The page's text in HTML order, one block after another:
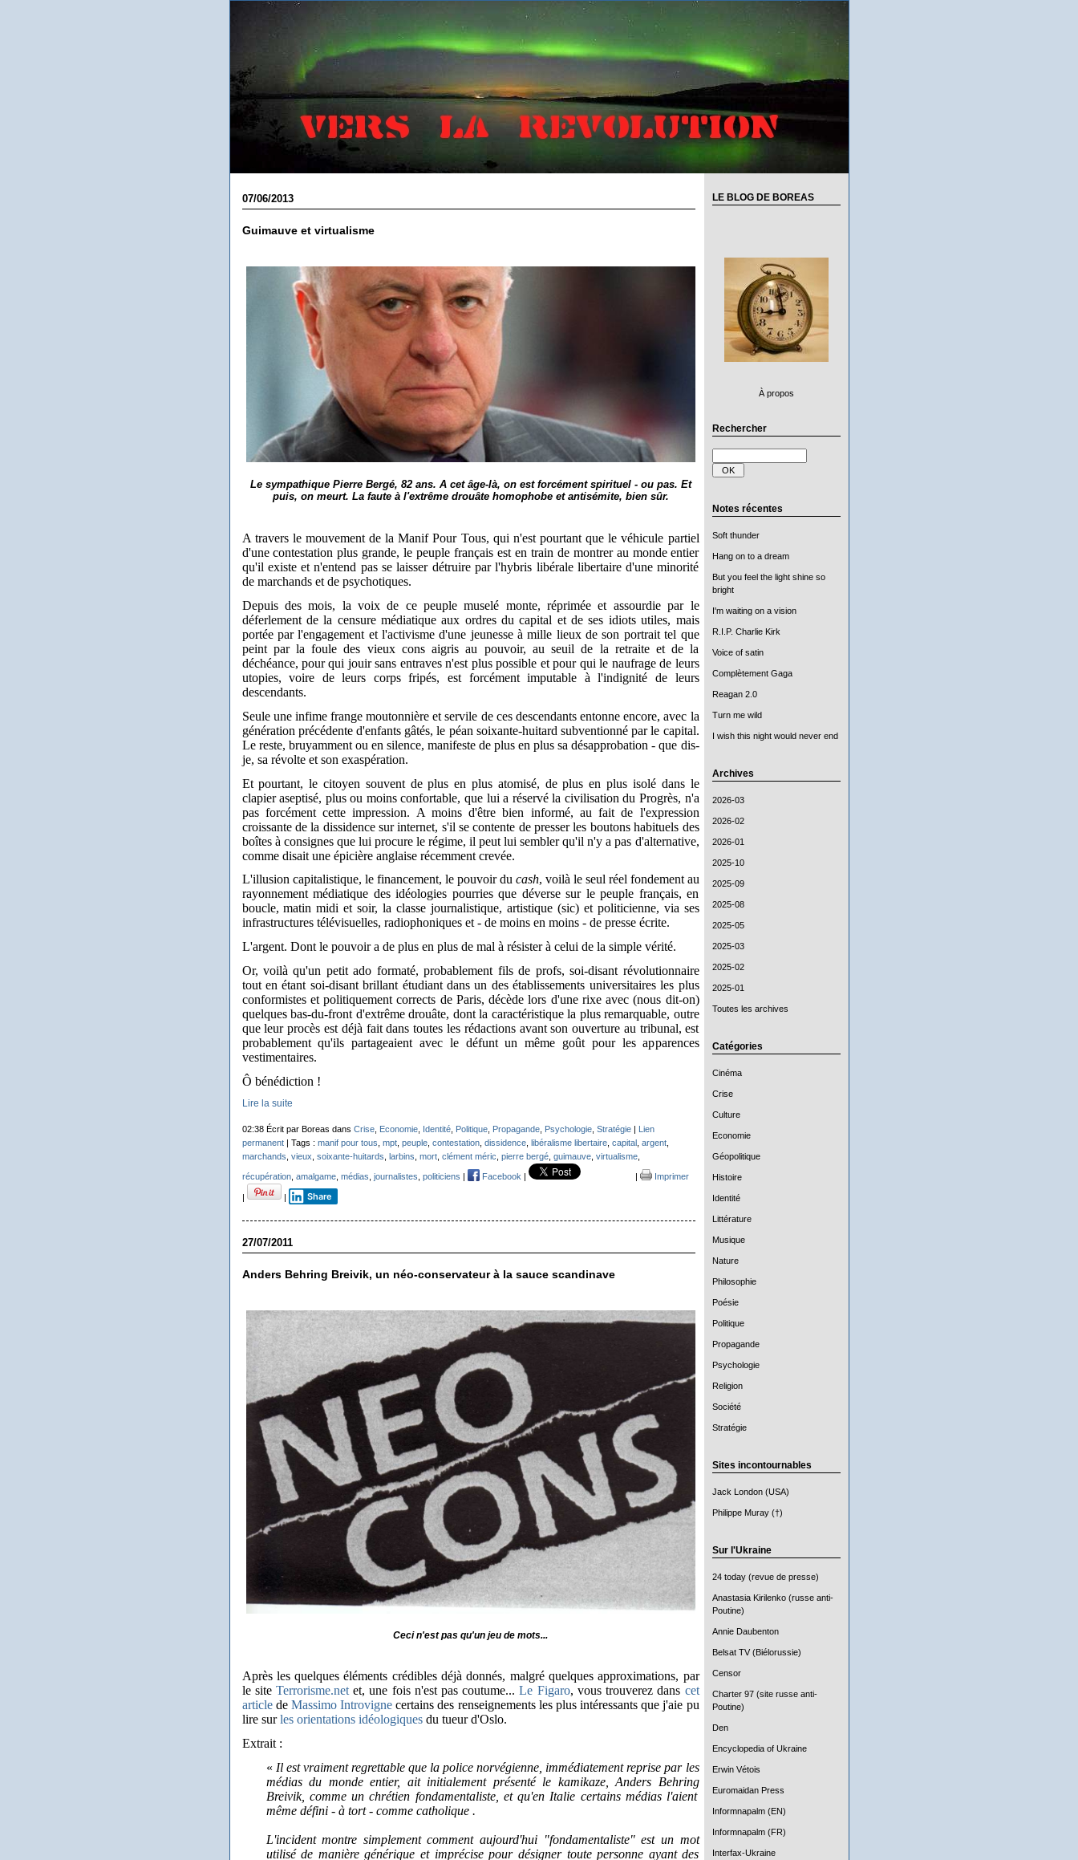
LE BLOG DE BOREAS
À propos
Rechercher
Notes récentes
Soft thunder
Hang on to a dream
But you feel the light shine so
bright
I'm waiting on a vision
R.I.P. Charlie Kirk
Voice of satin
Complètement Gaga
Reagan 2.0
Turn me wild
I wish this night would never end
Archives
2026-03
2026-02
2026-01
2025-10
2025-09
2025-08
2025-05
2025-03
2025-02
2025-01
Toutes les archives
Catégories
Cinéma
Crise
Culture
Economie
Géopolitique
Histoire
Identité
Littérature
Musique
Nature
Philosophie
Poésie
Politique
Propagande
Psychologie
Religion
Société
Stratégie
Sites incontournables
Jack London (USA)
Philippe Muray (†)
Sur l'Ukraine
24 today (revue de presse)
Anastasia Kirilenko (russe anti-
Poutine)
Annie Daubenton
Belsat TV (Biélorussie)
Censor
Charter 97 (site russe anti-
Poutine)
Den
Encyclopedia of Ukraine
Erwin Vétois
Euromaidan Press
Informnapalm (EN)
Informnapalm (FR)
Interfax-Ukraine
07/06/2013
Guimauve et virtualisme
Le sympathique Pierre Bergé, 82 ans. A cet âge-là, on est forcément spirituel - ou pas. Et
puis, on meurt. La faute à l'extrême drouâte homophobe et antisémite, bien sûr.
A travers le mouvement de la Manif Pour Tous, qui n'est pourtant que le véhicule partiel
d'une contestation plus grande, le peuple français est en train de montrer au monde entier
qu'il existe et n'entend pas se laisser détruire par l'hybris libérale libertaire d'une minorité
de marchands et de psychotiques.
Depuis des mois, la voix de ce peuple muselé monte, réprimée et assourdie par le
déferlement de la censure médiatique aux ordres du capital et de ses idiots utiles, mais
portée par l'engagement et l'activisme d'une jeunesse à mille lieux de son portrait tel que
peint par la foule des vieux cons aigris au pouvoir, au seuil de la retraite et de la
déchéance, pour qui jouir sans entraves n'est plus possible et pour qui le naufrage de leurs
utopies, voire de leurs corps fripés, est forcément imputable à l'indignité de leurs
descendants.
Seule une infime frange moutonnière et servile de ces descendants entonne encore, avec la
génération précédente d'enfants gâtés, le péan soixante-huitard subventionné par le capital.
Le reste, bruyamment ou en silence, manifeste de plus en plus sa désapprobation - que dis-
je, sa révolte et son exaspération.
Et pourtant, le citoyen souvent de plus en plus atomisé, de plus en plus isolé dans le
clapier aseptisé, plus ou moins confortable, que lui a réservé la civilisation du Progrès, n'a
pas forcément cette impression. A moins d'être bien informé, au fait de l'expression
croissante de la dissidence sur internet, s'il se contente de presser les boutons habituels des
boîtes à consignes que lui procure le régime, il peut lui sembler qu'il n'y a pas d'alternative,
comme disait une épicière anglaise récemment crevée.
L'illusion capitalistique, le financement, le pouvoir du cash, voilà le seul réel fondement au
rayonnement médiatique des idéologies pourries que déverse sur le peuple français, en
boucle, matin midi et soir, la classe journalistique, artistique (sic) et politicienne, via ses
infrastructures télévisuelles, radiophoniques et - de moins en moins - de presse écrite.
L'argent. Dont le pouvoir a de plus en plus de mal à résister à celui de la simple vérité.
Or, voilà qu'un petit ado formaté, probablement fils de profs, soi-disant révolutionnaire
tout en étant soi-disant brillant étudiant dans un des établissements universitaires les plus
conformistes et politiquement corrects de Paris, décède lors d'une rixe avec (nous dit-on)
quelques bas-du-front d'extrême drouâte, dont la caractéristique la plus remarquable, outre
que leur procès est déjà fait dans toutes les rédactions avant son ouverture au tribunal, est
probablement qu'ils partageaient avec le défunt un même goût pour les apparences
vestimentaires.
Ô bénédiction !
Lire la suite
02:38 Écrit par Boreas dans Crise, Economie, Identité, Politique, Propagande, Psychologie, Stratégie|
Lien
permanent| Tags : manif pour tous mpt, peuple, contestation, dissidence, libéralisme libertaire, capital argent,
marchands vieux soixante-huitards larbins mort, clément méric pierre bergé, guimauve, virtualisme,
récupération, amalgame, médias journalistes politiciens Facebook Imprimer
| Share
27/07/2011
Anders Behring Breivik, un néo-conservateur à la sauce scandinave
Ceci n'est pas qu'un jeu de mots...
Après les quelques éléments crédibles déjà donnés, malgré quelques approximations, par
le site Terrorisme.netet, une fois n'est pas coutume...Le Figaro, vous trouverez dans cet
articlede Massimo Introvigne certains des renseignements les plus intéressants que j'aie pu
lire surles orientations idéologiquesdu tueur d'Oslo.
Extrait :
« Il est vraiment regrettable que la police norvégienne, immédiatement reprise par les
médias du monde entier, ait initialement présenté le kamikaze, Anders Behring
Breivik, comme un chrétien fondamentaliste, et qu'en Italie certains médias l'aient
même défini - à tort - comme catholique .
L'incident montre simplement comment aujourd'hui "fondamentaliste" est un mot
utilisé de manière générique et imprécise pour désigner toute personne ayant des